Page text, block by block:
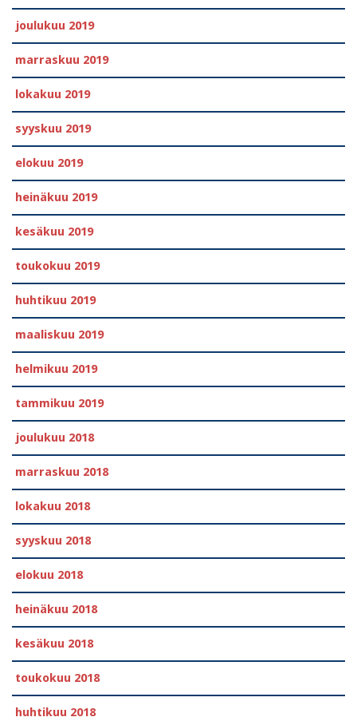
joulukuu 2019
marraskuu 2019
lokakuu 2019
syyskuu 2019
elokuu 2019
heinäkuu 2019
kesäkuu 2019
toukokuu 2019
huhtikuu 2019
maaliskuu 2019
helmikuu 2019
tammikuu 2019
joulukuu 2018
marraskuu 2018
lokakuu 2018
syyskuu 2018
elokuu 2018
heinäkuu 2018
kesäkuu 2018
toukokuu 2018
huhtikuu 2018